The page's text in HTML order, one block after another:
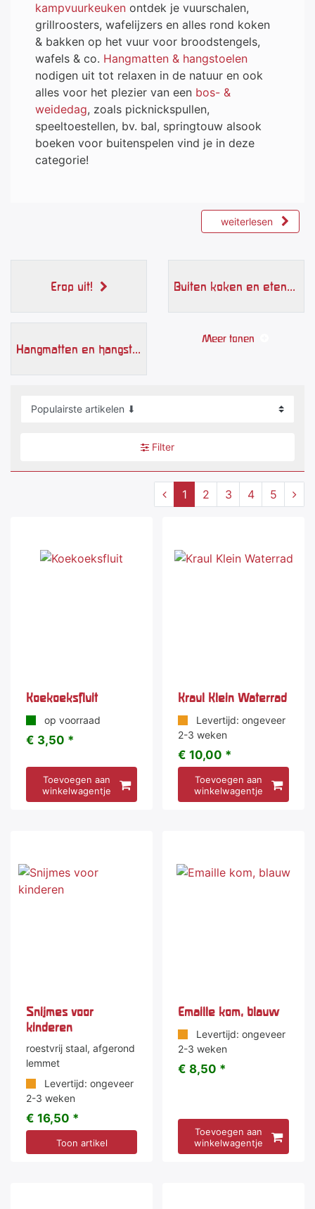
kampvuurkeuken ontdek je vuurschalen,
grillroosters, wafelijzers en alles rond koken
& bakken op het vuur voor broodstengels,
wafels & co. Hangmatten & hangstoelen
nodigen uit tot relaxen in de natuur en ook
alles voor het plezier van een bos- &
weidedag, zoals picknickspullen,
speeltoestellen, bv. bal, springtouw alsook
boeken voor buitenspelen vind je in deze
categorie!
weiterlesen
Erop uit! Buiten koken en eten
Hangmatten en hangstoelen
Meer tonen
Filter
1 2 3 4 5
Koekoeksfluit
op voorraad
€ 3,50 *
Toevoegen aan
winkelwagentje
Kraul Klein Waterrad
Levertijd: ongeveer
2-3 weken
€ 10,00 *
Toevoegen aan
winkelwagentje
Snijmes voor
kinderen
roestvrij staal, afgerond
lemmet
Levertijd: ongeveer
2-3 weken
€ 16,50 *
Toon artikel
Emaille kom, blauw
Levertijd: ongeveer
2-3 weken
€ 8,50 *
Toevoegen aan
winkelwagentje